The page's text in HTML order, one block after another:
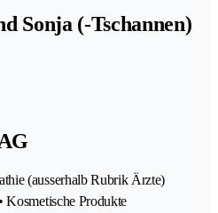
Sonja (-Tschannen)
(ausserhalb Rubrik Ärzte)
Kosmetische Produkte